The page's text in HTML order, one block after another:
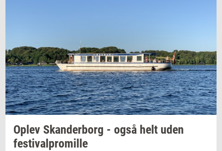
Oplev Skan­der­borg - også helt uden
festi­val­pro­mil­le